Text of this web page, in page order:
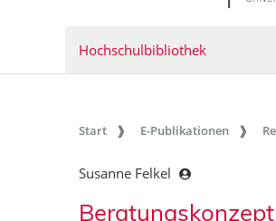
Hochschulbibliothek
Start E-Publikationen
Susanne Felkel